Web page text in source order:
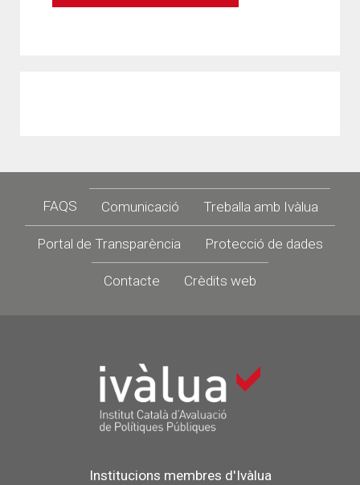
Footer
FAQS Comunicació Treballa amb Ivàlua
Portal de Transparència Protecció de dades
Contacte Crèdits web
Institucions membres d'Ivàlua